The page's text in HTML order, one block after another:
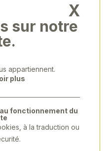
X
sur notre
appartiennent.
plus
fonctionnement du
à la traduction ou